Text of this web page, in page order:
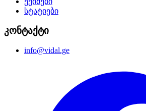
სტატიები
კონტაქტი
info@vidal.ge